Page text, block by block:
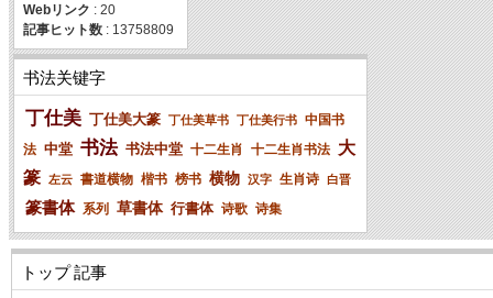
Webリンク : 20
記事ヒット数 : 13758809
书法关键字
丁仕美 丁仕美大篆 丁仕美草书 丁仕美行书 中国书
法 中堂 书法 书法中堂 十二生肖 十二生肖书法 大
篆 左云 書道横物 楷书 榜书 横物 汉字 生肖诗 白晋
篆書体 系列 草書体 行書体 诗歌 诗集
トップ 記事